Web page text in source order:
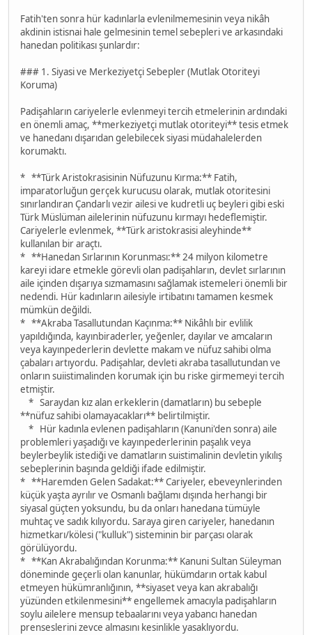
Fatih'ten sonra hür kadınlarla evlenilmemesinin veya nikâh
akdinin istisnai hale gelmesinin temel sebepleri ve arkasındaki
hanedan politikası şunlardır:
### 1. Siyasi ve Merkeziyetçi Sebepler (Mutlak Otoriteyi
Koruma)
Padişahların cariyelerle evlenmeyi tercih etmelerinin ardındaki
en önemli amaç, **merkeziyetçi mutlak otoriteyi** tesis etmek
ve hanedanı dışarıdan gelebilecek siyasi müdahalelerden
korumaktı.
* **Türk Aristokrasisinin Nüfuzunu Kırma:** Fatih,
imparatorluğun gerçek kurucusu olarak, mutlak otoritesini
sınırlandıran Çandarlı vezir ailesi ve kudretli uç beyleri gibi eski
Türk Müslüman ailelerinin nüfuzunu kırmayı hedeflemiştir.
Cariyelerle evlenmek, **Türk aristokrasisi aleyhinde**
kullanılan bir araçtı.
* **Hanedan Sırlarının Korunması:** 24 milyon kilometre
kareyi idare etmekle görevli olan padişahların, devlet sırlarının
aile içinden dışarıya sızmamasını sağlamak istemeleri önemli bir
nedendi. Hür kadınların ailesiyle irtibatını tamamen kesmek
mümkün değildi.
* **Akraba Tasallutundan Kaçınma:** Nikâhlı bir evlilik
yapıldığında, kayınbiraderler, yeğenler, dayılar ve amcaların
veya kayınpederlerin devlette makam ve nüfuz sahibi olma
çabaları artıyordu. Padişahlar, devleti akraba tasallutundan ve
onların suiistimalinden korumak için bu riske girmemeyi tercih
etmiştir.
* Saraydan kız alan erkeklerin (damatların) bu sebeple
**nüfuz sahibi olamayacakları** belirtilmiştir.
* Hür kadınla evlenen padişahların (Kanuni'den sonra) aile
problemleri yaşadığı ve kayınpederlerinin paşalık veya
beylerbeylik istediği ve damatların suistimalinin devletin yıkılış
sebeplerinin başında geldiği ifade edilmiştir.
* **Haremden Gelen Sadakat:** Cariyeler, ebeveynlerinden
küçük yaşta ayrılır ve Osmanlı bağlamı dışında herhangi bir
siyasal güçten yoksundu, bu da onları hanedana tümüyle
muhtaç ve sadık kılıyordu. Saraya giren cariyeler, hanedanın
hizmetkarı/kölesi ("kulluk") sisteminin bir parçası olarak
görülüyordu.
* **Kan Akrabalığından Korunma:** Kanuni Sultan Süleyman
döneminde geçerli olan kanunlar, hükümdarın ortak kabul
etmeyen hükümranlığının, **siyaset veya kan akrabalığı
yüzünden etkilenmesini** engellemek amacıyla padişahların
soylu ailelere mensup tebaalarını veya yabancı hanedan
prenseslerini zevce almasını kesinlikle yasaklıyordu.